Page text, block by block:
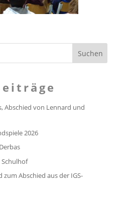
Abschied von Lennard und
2026
zum Abschied aus der IGS-